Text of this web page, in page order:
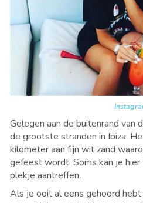
Gelegen aan de buitenrand van
de grootste stranden in Ibiza.
kilometer aan fijn wit zand
gefeest wordt. Soms kan je
plekje aantreffen.
Als je ooit al eens gehoord hebt